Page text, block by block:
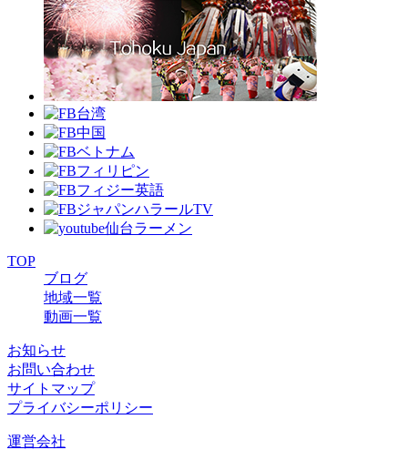
TOP
ブログ
地域一覧
動画一覧
お知らせ
お問い合わせ
サイトマップ
プライバシーポリシー
運営会社